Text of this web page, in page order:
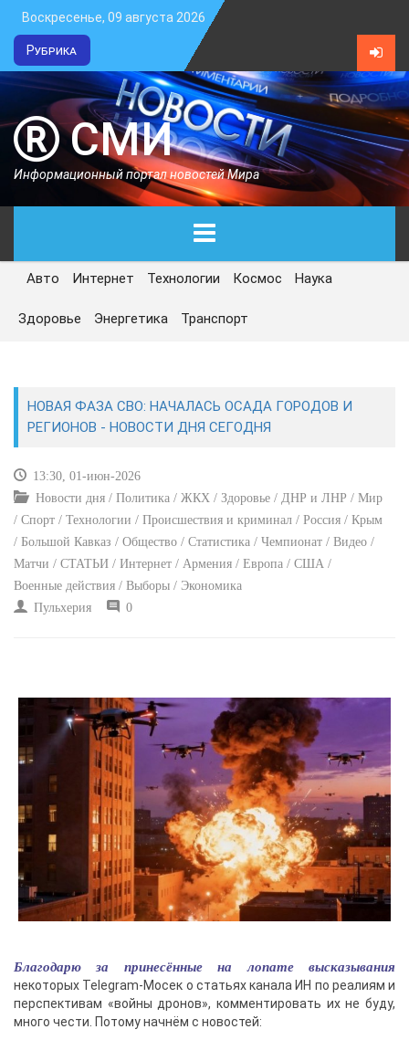
Воскресенье, 09 августа 2026
Рубрика
СМИ
Информационный портал новостей Мира
ГЛАВНАЯ
СЕГОДНЯ
ЭКОНОМИКА
СПОРТ
ВОЕННЫЕ ДЕЙСТВИЯ
ПРОИСШЕСТВИЯ
Авто Интернет Технологии Космос Наука
Здоровье Энергетика Транспорт
НОВАЯ ФАЗА СВО: НАЧАЛАСЬ ОСАДА ГОРОДОВ И
РЕГИОНОВ - НОВОСТИ ДНЯ СЕГОДНЯ
13:30, 01-июн-2026
Новости дня / Политика / ЖКХ / Здоровье / ДНР и ЛНР / Мир
/ Спорт / Технологии / Происшествия и криминал / Россия / Крым
/ Большой Кавказ / Общество / Статистика / Чемпионат / Видео /
Матчи / СТАТЬИ / Интернет / Армения / Европа / США /
Военные действия / Выборы / Экономика
Пульхерия
0
Благодарю за принесённые на лопате высказывания
некоторых Telegram-Мосек о статьях канала ИН по реалиям и
перспективам «войны дронов», комментировать их не буду,
много чести. Потому начнём с новостей: